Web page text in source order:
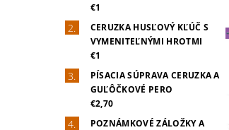
€1
CERUZKA HUSĽOVÝ KĽÚČ S
VYMENITEĽNÝMI HROTMI
€1
PÍSACIA SÚPRAVA CERUZKA A
GUĽÔČKOVÉ PERO
€2,70
POZNÁMKOVÉ ZÁLOŽKY A